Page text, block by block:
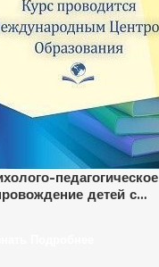
педагогическое
детей с